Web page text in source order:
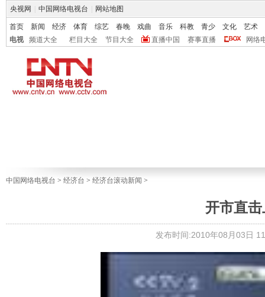
央视网 中国网络电视台 网站地图
首页 新闻 经济 体育 综艺 春晚 戏曲 音乐 科教 青少 文化
艺术
电视
频道大全 栏目大全 节目大全 直播中国 赛事直播 网络
中国网络电视台 > 经济台 > 经济台滚动新闻 >
开市直击
发布时间:2010年08月03日